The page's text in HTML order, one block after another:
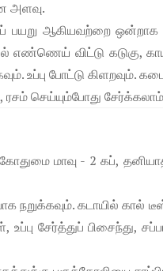
அளவு.
ஆகியவற்றை ஒன்றாக
எண்ணெய் விட்டு கடுகு,
போட்டு கிளறவும்.
செய்யும்போது
கோதுமை மாவு - 2 கப்,
நறுக்கவும். கடாயில்
சேர்த்துப் பிசைந்து,